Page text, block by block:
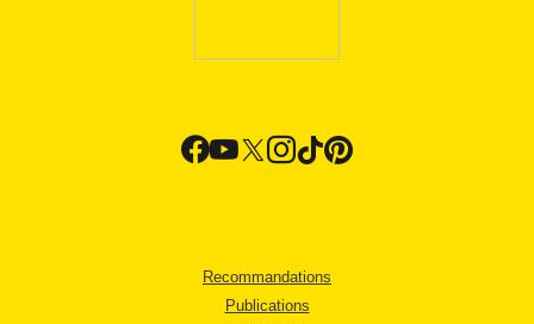
Recommandations
Publications